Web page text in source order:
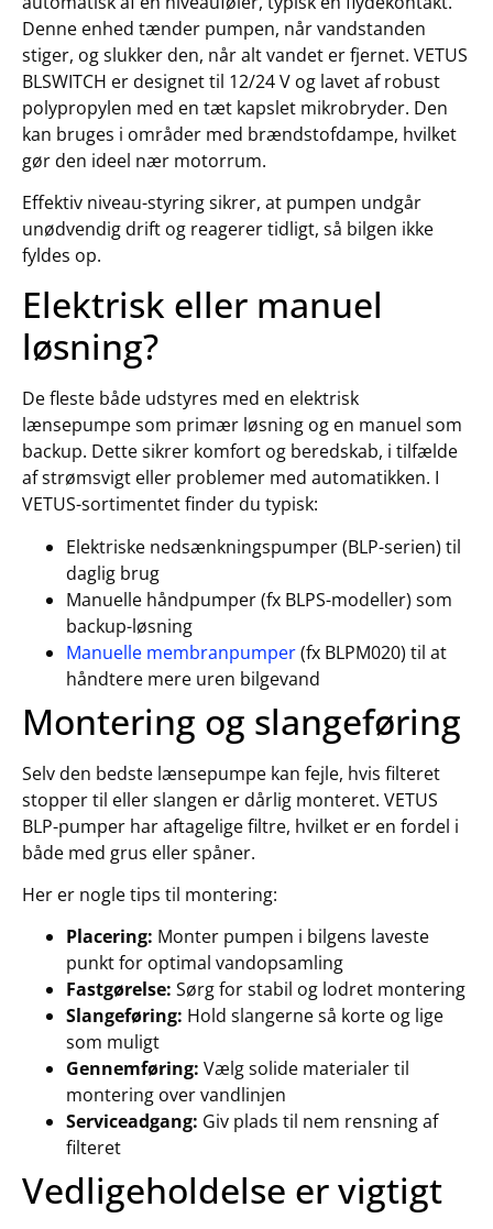
Denne enhed tænder pumpen, når vandstanden
stiger, og slukker den, når alt vandet er fjernet. VETUS
BLSWITCH er designet til 12/24 V og lavet af robust
polypropylen med en tæt kapslet mikrobryder. Den
kan bruges i områder med brændstofdampe, hvilket
gør den ideel nær motorrum.
Effektiv niveau-styring sikrer, at pumpen undgår
unødvendig drift og reagerer tidligt, så bilgen ikke
fyldes op.
Elektrisk eller manuel
løsning?
De fleste både udstyres med en elektrisk
lænsepumpe som primær løsning og en manuel som
backup. Dette sikrer komfort og beredskab, i tilfælde
af strømsvigt eller problemer med automatikken. I
VETUS-sortimentet finder du typisk:
Elektriske nedsænkningspumper (BLP-serien) til
daglig brug
Manuelle håndpumper (fx BLPS-modeller) som
backup-løsning
Manuelle membranpumper(fx BLPM020) til at
håndtere mere uren bilgevand
Montering og slangeføring
Selv den bedste lænsepumpe kan fejle, hvis filteret
stopper til eller slangen er dårlig monteret. VETUS
BLP-pumper har aftagelige filtre, hvilket er en fordel i
både med grus eller spåner.
Her er nogle tips til montering:
Placering: Monter pumpen i bilgens laveste
punkt for optimal vandopsamling
Fastgørelse: Sørg for stabil og lodret montering
Slangeføring: Hold slangerne så korte og lige
som muligt
Gennemføring: Vælg solide materialer til
montering over vandlinjen
Serviceadgang: Giv plads til nem rensning af
filteret
Vedligeholdelse er vigtigt